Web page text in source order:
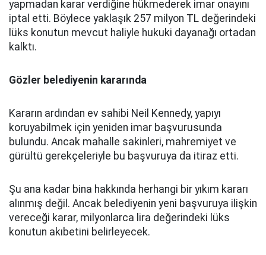
yapmadan karar verdiğine hükmederek imar onayını
iptal etti. Böylece yaklaşık 257 milyon TL değerindeki
lüks konutun mevcut haliyle hukuki dayanağı ortadan
kalktı.
Gözler belediyenin kararında
Kararın ardından ev sahibi Neil Kennedy, yapıyı
koruyabilmek için yeniden imar başvurusunda
bulundu. Ancak mahalle sakinleri, mahremiyet ve
gürültü gerekçeleriyle bu başvuruya da itiraz etti.
Şu ana kadar bina hakkında herhangi bir yıkım kararı
alınmış değil. Ancak belediyenin yeni başvuruya ilişkin
vereceği karar, milyonlarca lira değerindeki lüks
konutun akıbetini belirleyecek.